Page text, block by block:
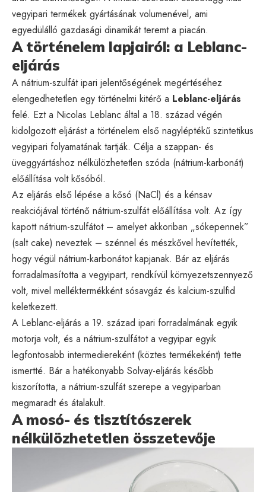
vegyipari termékek gyártásának volumenével, ami
egyedülálló gazdasági dinamikát teremt a piacán.
A történelem lapjairól: a Leblanc-
eljárás
A nátrium-szulfát ipari jelentőségének megértéséhez
elengedhetetlen egy történelmi kitérő a Leblanc-eljárás
felé. Ezt a Nicolas Leblanc által a 18. század végén
kidolgozott eljárást a történelem első nagyléptékű szintetikus
vegyipari folyamatának tartják. Célja a szappan- és
üveggyártáshoz nélkülözhetetlen szóda (nátrium-karbonát)
előállítása volt kősóból.
Az eljárás első lépése a kősó (NaCl) és a kénsav
reakciójával történő nátrium-szulfát előállítása volt. Az így
kapott nátrium-szulfátot – amelyet akkoriban „sókepennek”
(salt cake) neveztek – szénnel és mészkővel hevítették,
hogy végül nátrium-karbonátot kapjanak. Bár az eljárás
forradalmasította a vegyipart, rendkívül környezetszennyező
volt, mivel melléktermékként sósavgáz és kalcium-szulfid
keletkezett.
A Leblanc-eljárás a 19. század ipari forradalmának egyik
motorja volt, és a nátrium-szulfátot a vegyipar egyik
legfontosabb intermediereként (köztes termékeként) tette
ismertté. Bár a hatékonyabb Solvay-eljárás később
kiszorította, a nátrium-szulfát szerepe a vegyiparban
megmaradt és átalakult.
A mosó- és tisztítószerek
nélkülözhetetlen összetevője